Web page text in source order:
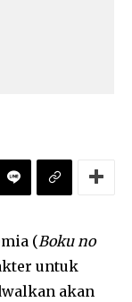
(Boku no
untuk
akan